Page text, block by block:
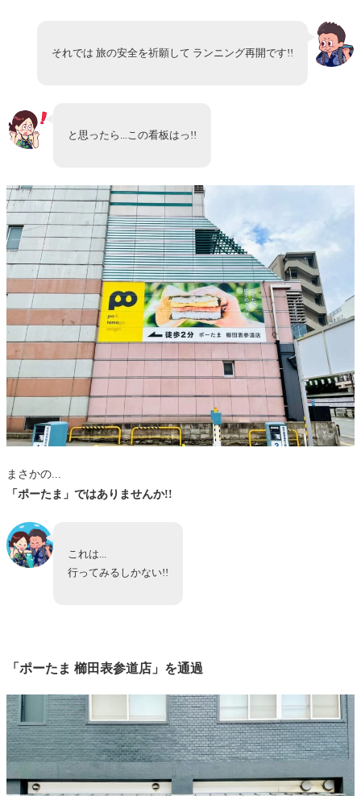
それでは 旅の安全を祈願して ランニング再開です!!
と思ったら...この看板はっ!!
まさかの...
「ポーたま」ではありませんか!!
これは...
行ってみるしかない!!
「ポーたま 櫛田表参道店」を通過